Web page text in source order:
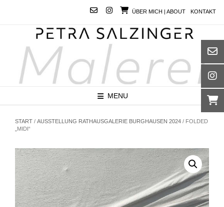
ÜBER MICH | ABOUT KONTAKT
MENU
START / AUSSTELLUNG RATHAUSGALERIE BURGHAUSEN 2024 / FOLDED
„MIDI“